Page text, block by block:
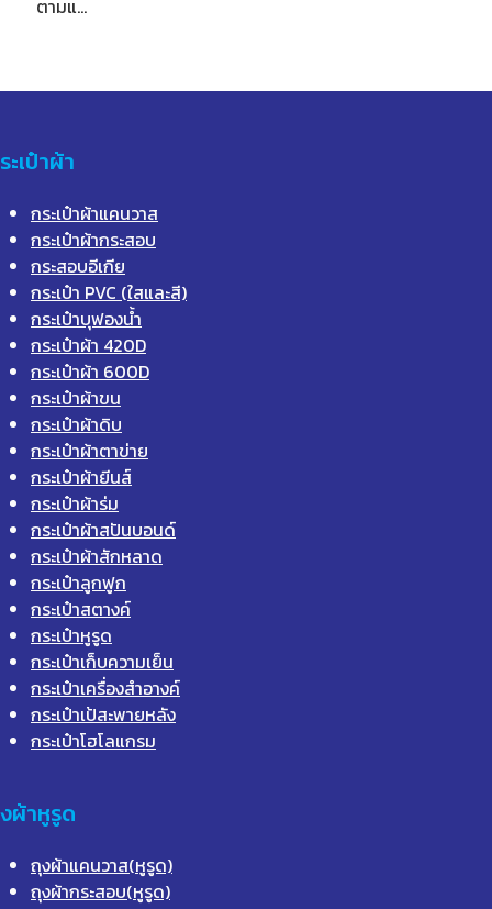
ตามแ…
ะเป๋าผ้า
กระเป๋าผ้าแคนวาส
กระเป๋าผ้ากระสอบ
กระสอบอีเกีย
กระเป๋า PVC (ใสและสี)
กระเป๋าบุฟองน้ำ
กระเป๋าผ้า 420D
กระเป๋าผ้า 600D
กระเป๋าผ้าขน
กระเป๋าผ้าดิบ
กระเป๋าผ้าตาข่าย
กระเป๋าผ้ายีนส์
กระเป๋าผ้าร่ม
กระเป๋าผ้าสปันบอนด์
กระเป๋าผ้าสักหลาด
กระเป๋าลูกฟูก
กระเป๋าสตางค์
กระเป๋าหูรูด
กระเป๋าเก็บความเย็น
กระเป๋าเครื่องสำอางค์
กระเป๋าเป้สะพายหลัง
กระเป๋าโฮโลแกรม
ผ้าหูรูด
ถุงผ้าแคนวาส(หูรูด)
ถุงผ้ากระสอบ(หูรูด)